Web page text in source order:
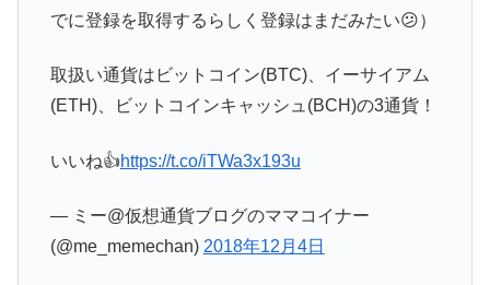
でに登録を取得するらしく登録はまだみたい😕）
取扱い通貨はビットコイン(BTC)、イーサイアム
(ETH)、ビットコインキャッシュ(BCH)の3通貨！
いいね👍https://t.co/iTWa3x193u
— ミー@仮想通貨ブログのママコイナー
(@me_memechan) 2018年12月4日